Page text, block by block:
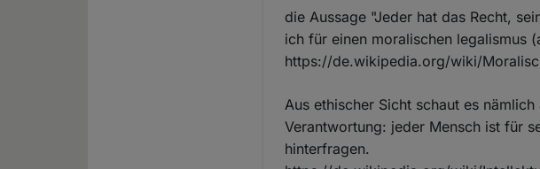
die Aussage "Jeder hat das Recht,
ich für einen moralischen legalismus
https://de.wikipedia.org/wiki/
Aus ethischer Sicht schaut es
Verantwortung: jeder Mensch ist für
hinterfragen.